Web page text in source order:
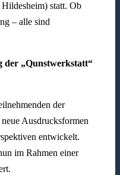
statt. Ob
– alle sind
der „Qunstwerkstatt“
der
Ausdrucksformen
entwickelt.
im Rahmen einer